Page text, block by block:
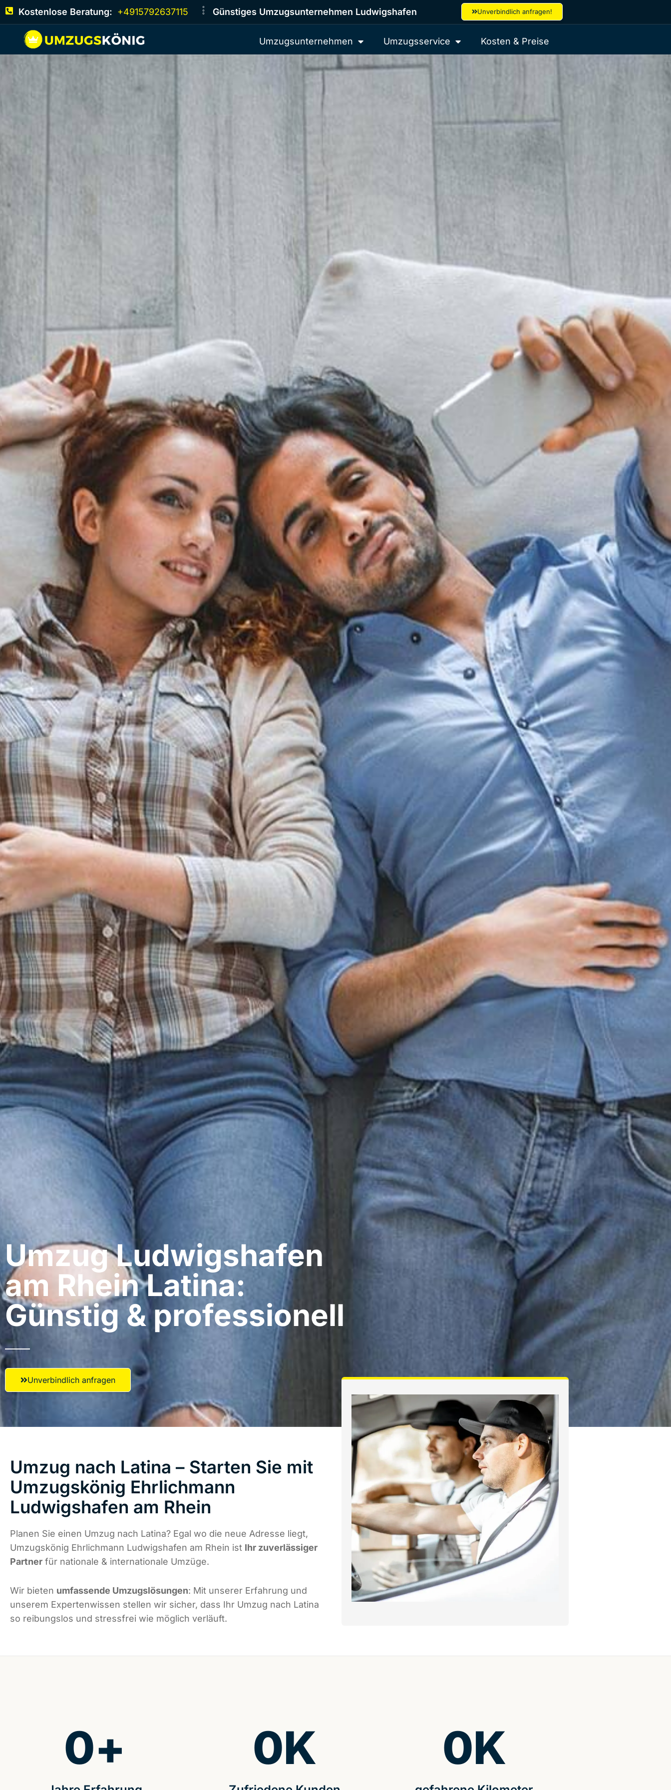
Kostenlose Beratung: +4915792637115 Günstiges Umzugsunternehmen Ludwigshafen Unverbindlich anfragen!
Umzugsunternehmen Umzugsservice Kosten & Preise
Umzug Ludwigshafen
am Rhein​ Latina:
Günstig & professionell​
Unverbindlich anfragen
Umzug nach Latina – Starten Sie mit
Umzugskönig Ehrlichmann
Ludwigshafen am Rhein
Planen Sie einen Umzug nach Latina? Egal wo die neue Adresse liegt,
Umzugskönig Ehrlichmann Ludwigshafen am Rhein ist Ihr zuverlässiger
Partner für nationale & internationale Umzüge.
Wir bieten umfassende Umzugslösungen: Mit unserer Erfahrung und
unserem Expertenwissen stellen wir sicher, dass Ihr Umzug nach Latina
so reibungslos und stressfrei wie möglich verläuft.
0+ 0K 0K